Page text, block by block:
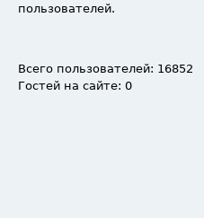
пользователей.
Всего пользователей: 16852
Гостей на сайте: 0